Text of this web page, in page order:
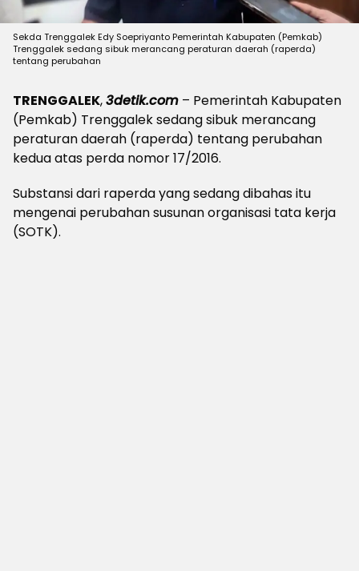
Sekda Trenggalek Edy Soepriyanto Pemerintah Kabupaten (Pemkab)
Trenggalek sedang sibuk merancang peraturan daerah (raperda)
tentang perubahan
TRENGGALEK,3detik.com – Pemerintah Kabupaten
(Pemkab) Trenggalek sedang sibuk merancang
peraturan daerah (raperda) tentang perubahan
kedua atas perda nomor 17/2016.
Substansi dari raperda yang sedang dibahas itu
mengenai perubahan susunan organisasi tata kerja
(SOTK).